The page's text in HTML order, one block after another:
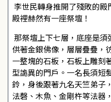
李世民轉身推開了殘敗的
殿裡赫然有一座祭壇！
那祭壇上下七層，底座是須
供著金銀佛像，層層疊疊，
一整塊的石板，石板上雕刻
型詭異的門戶。一名長須短
鈴，身後跟著九名天竺弟子
法磬、木魚、金剛杵等法器